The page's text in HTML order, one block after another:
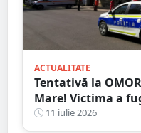
ACTUALITATE
Tentativă la
Mare! Victima a
piept
11 iulie 2026